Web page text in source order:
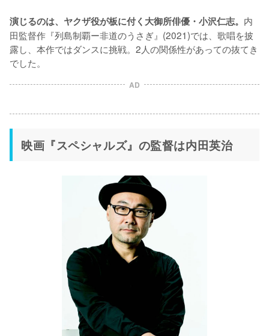
演じるのは、ヤクザ役が板に付く大御所俳優・小沢仁志。 内
田監督作『列島制覇ー非道のうさぎ』(2021)では、歌唱を披
露し、本作ではダンスに挑戦。2人の関係性があっての抜てき
でした。
AD
映画『スペシャルズ』の監督は内田英治